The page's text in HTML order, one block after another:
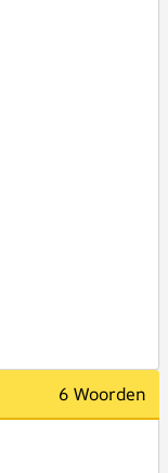
6 Woorden